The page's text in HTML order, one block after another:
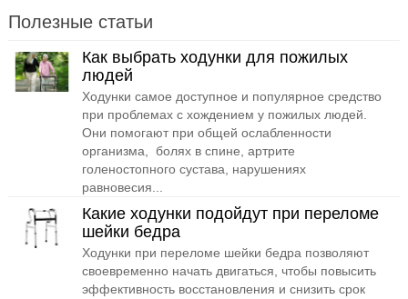
Полезные статьи
Как выбрать ходунки для пожилых
людей
Ходунки самое доступное и популярное средство
при проблемах с хождением у пожилых людей.
Они помогают при общей ослабленности
организма, болях в спине, артрите
голеностопного сустава, нарушениях
равновесия...
Какие ходунки подойдут при переломе
шейки бедра
Ходунки при переломе шейки бедра позволяют
своевременно начать двигаться, чтобы повысить
эффективность восстановления и снизить срок